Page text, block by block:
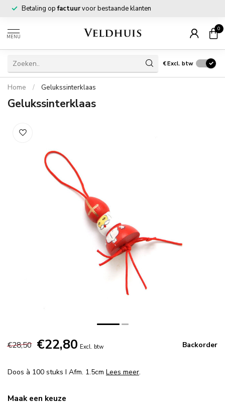
Betaling opfactuurvoor bestaande klanten
MENU
0
€Excl. btw
Home / Gelukssinterklaas
Gelukssinterklaas
€28,50 €22,80 Excl. btw Backorder
Doos à 100 stuks I Afm. 1.5cm Lees meer.
Maak een keuze